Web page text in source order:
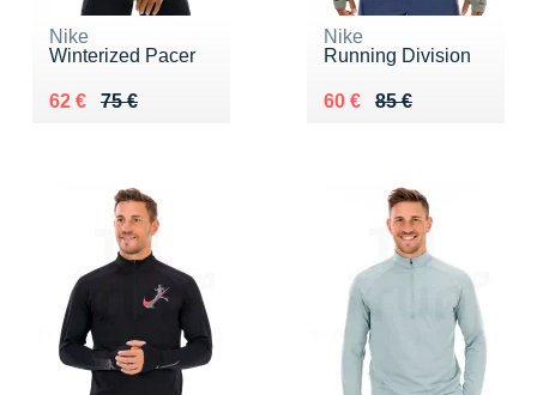
Nike
Winterized Pacer
75 €
Au lieu de 75 €
62 €
Vendu 62 €
Nike
Running Division
85 €
Au lieu de 85 €
60 €
Vendu 60 €